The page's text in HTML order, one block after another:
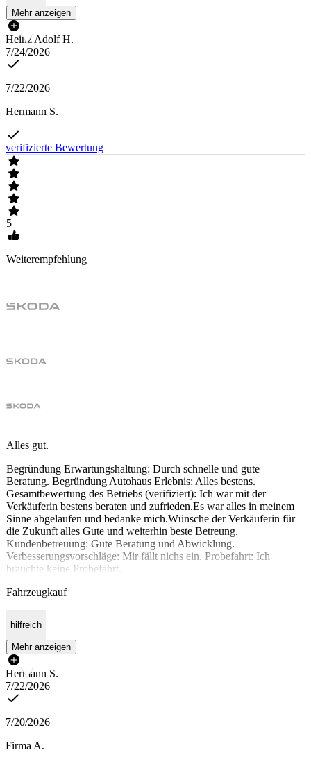
Mehr anzeigen
Heinz Adolf H.
7/24/2026
7/22/2026
Hermann S.
verifizierte Bewertung
5
Weiterempfehlung
Alles gut.
Begründung Erwartungshaltung: Durch schnelle und gute
Beratung. Begründung Autohaus Erlebnis: Alles bestens.
Gesamtbewertung des Betriebs (verifiziert): Ich war mit der
Verkäuferin bestens beraten und zufrieden.Es war alles in meinem
Sinne abgelaufen und bedanke mich.Wünsche der Verkäuferin für
die Zukunft alles Gute und weiterhin beste Betreung.
Kundenbetreuung: Gute Beratung und Abwicklung.
Verbesserungsvorschläge: Mir fällt nichs ein. Probefahrt: Ich
brauchte keine Probefahrt.
Fahrzeugkauf
hilfreich
Mehr anzeigen
Hermann S.
7/22/2026
7/20/2026
Firma A.